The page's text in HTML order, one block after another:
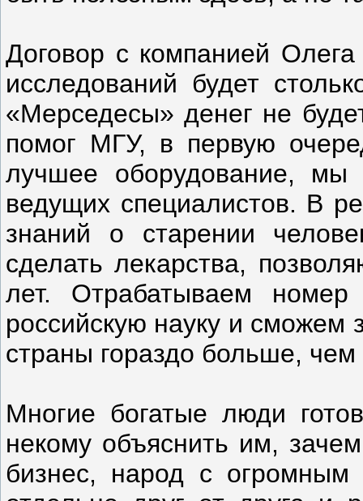
Договор с компанией
исследований будет
«Мерседесы» денег не
помог МГУ, в первую
лучшее оборудование, мы
ведущих специалистов. В
знаний о старении
сделать лекарства,
лет. Отрабатываем номер
российскую науку и сможем
страны гораздо больше, чем
Многие богатые люди
некому объяснить им,
бизнес, народ с